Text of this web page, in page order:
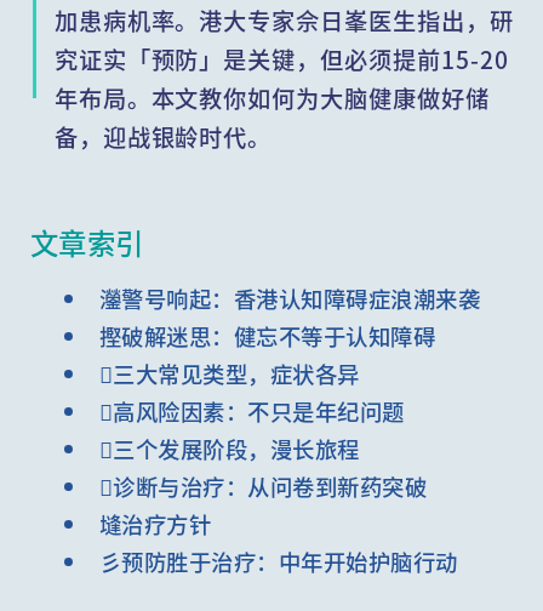
加患病机率。港大专家佘日峯医生指出，研
究证实「预防」是关键，但必须提前15-20
年布局。本文教你如何为大脑健康做好储
备，迎战银龄时代。
文章索引
灐警号响起：香港认知障碍症浪潮来袭
摼破解迷思：健忘不等于认知障碍
三大常见类型，症状各异
高风险因素：不只是年纪问题
三个发展阶段，漫长旅程
诊断与治疗：从问卷到新药突破
塳治疗方针
彡️预防胜于治疗：中年开始护脑行动